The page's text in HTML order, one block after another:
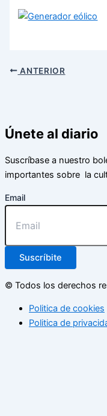
ANTERIOR
Únete al diario
Suscríbase a nuestro
importantes sobre la
Email
Suscríbite
© Todos los derechos
Politica de cookies
Politica de